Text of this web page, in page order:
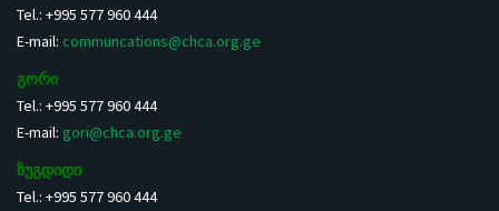
Tel.: +995 577 960 444
E-mail: communcations@chca.org.ge
გორი
Tel.: +995 577 960 444
E-mail: gori@chca.org.ge
ზუგდიდი
Tel.: +995 577 960 444